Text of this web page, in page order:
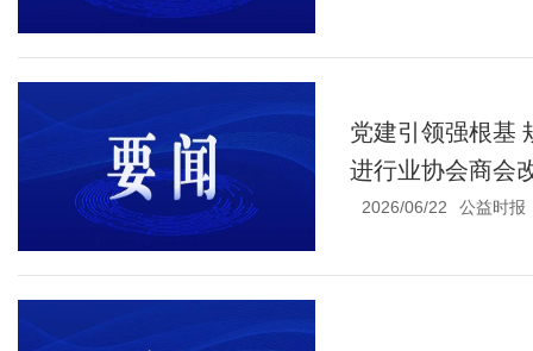
党建引领强根基
进行业协会商会
2026/06/22 公益时报